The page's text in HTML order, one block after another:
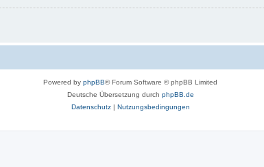
Powered by phpBB® Forum Software © phpBB Limited
Deutsche Übersetzung durch phpBB.de
Datenschutz| Nutzungsbedingungen